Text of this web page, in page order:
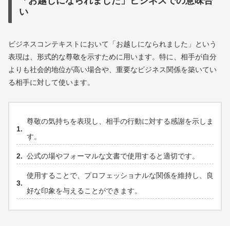
い
ビジネスコンテキストにおいて「お越しになられました」という
表現は、形式的な尊敬を示すために用います。特に、相手が自分
よりも社会的地位が高い場合や、重要なビジネス関係を築いてい
る相手に対して使います。
尊敬の気持ちを表現し、相手の行動に対する感謝を示しま
す。
公式の場やフォーマルな文書で使用すると適切です。
使用することで、プロフェッショナルな関係を維持し、良
好な印象を与えることができます。